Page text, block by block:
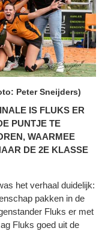
Peter Sneijders)
IS FLUKS ER
PUNTJE TE
WAARMEE
DE 2E KLASSE
het verhaal duidelijk:
pakken in de
Fluks er met
Fluks goed uit de